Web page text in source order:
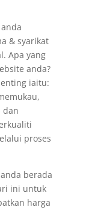
& syarikat
Apa yang
anda?
iaitu:
dan
proses
berada
ini untuk
harga